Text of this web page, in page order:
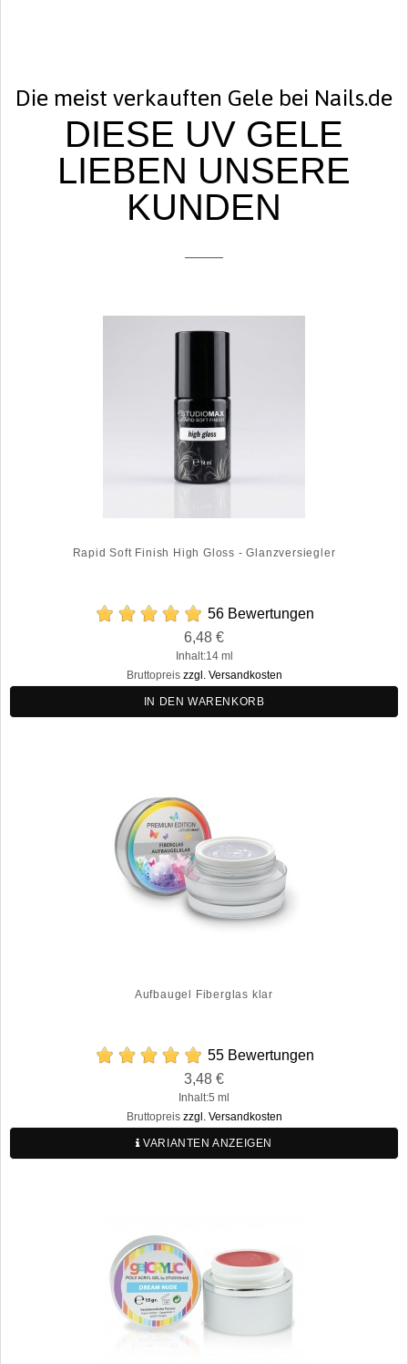
Die meist verkauften Gele bei Nails.de
DIESE UV GELE
LIEBEN UNSERE
KUNDEN
Rapid Soft Finish High Gloss - Glanzversiegler
56 Bewertungen
6,48 €
Inhalt:14 ml
Bruttopreis zzgl. Versandkosten
IN DEN WARENKORB
Aufbaugel Fiberglas klar
55 Bewertungen
3,48 €
Inhalt:5 ml
Bruttopreis zzgl. Versandkosten
VARIANTEN ANZEIGEN